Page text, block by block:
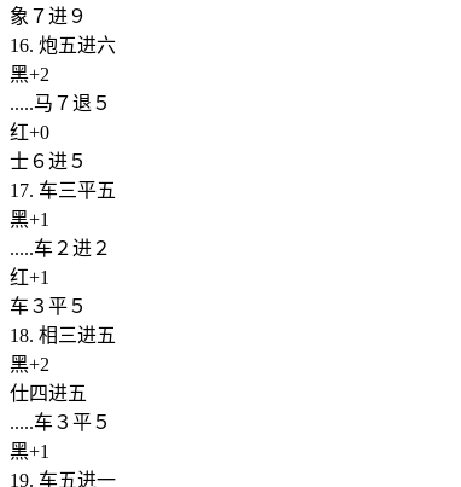
象７进９
16. 炮五进六
黑+2
.....马７退５
红+0
士６进５
17. 车三平五
黑+1
.....车２进２
红+1
车３平５
18. 相三进五
黑+2
仕四进五
.....车３平５
黑+1
19. 车五进一